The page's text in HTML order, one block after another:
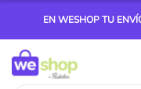
EN WESHOP TU